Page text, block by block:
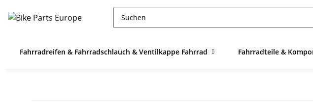
Fahrradreifen & Fahrradschlauch & Ventilkappe Fahrrad Fahrradteile &